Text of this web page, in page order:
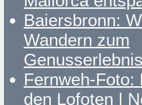
Baiersbronn:
Wandern zum
Fernweh-Foto:
den Lofoten |